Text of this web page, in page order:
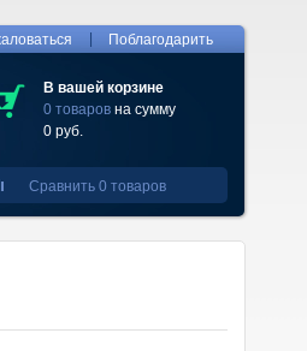
Поблагодарить
В вашей корзине
0 товаров на сумму
0 руб.
Сравнить 0 товаров